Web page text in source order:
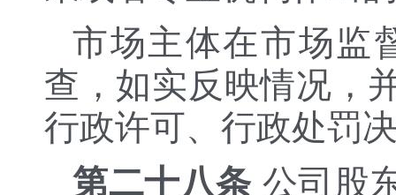
市场主体在市场监
查，如实反映情况，
行政许可、行政处罚
第二十八条 公司股